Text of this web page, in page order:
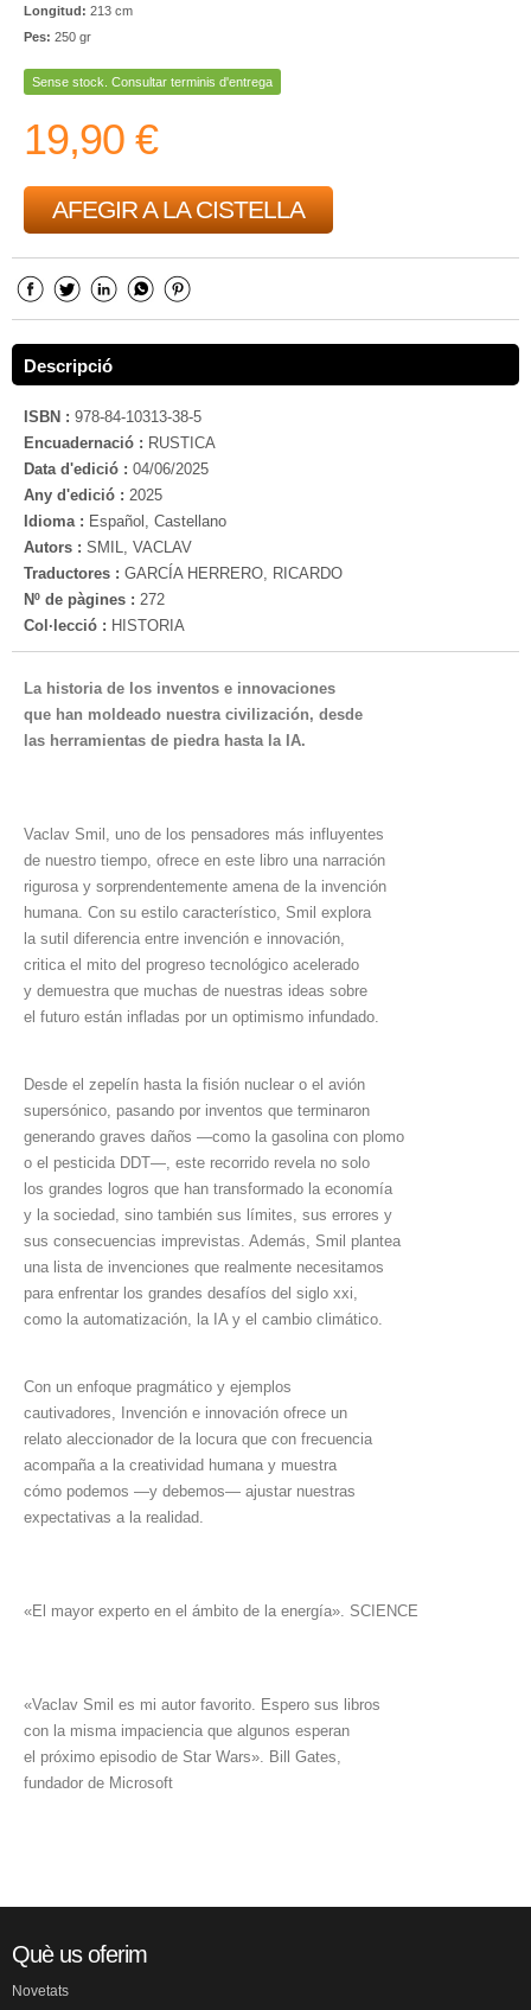
Longitud: 213 cm
Pes: 250 gr
Sense stock. Consultar terminis d'entrega
19,90 €
AFEGIR A LA CISTELLA
Descripció
ISBN : 978-84-10313-38-5
Encuadernació : RUSTICA
Data d'edició : 04/06/2025
Any d'edició : 2025
Idioma : Español, Castellano
Autors : SMIL, VACLAV
Traductores : GARCÍA HERRERO, RICARDO
Nº de pàgines : 272
Col·lecció : HISTORIA
La historia de los inventos e innovaciones
que han moldeado nuestra civilización, desde
las herramientas de piedra hasta la IA.
Vaclav Smil, uno de los pensadores más influyentes
de nuestro tiempo, ofrece en este libro una narración
rigurosa y sorprendentemente amena de la invención
humana. Con su estilo característico, Smil explora
la sutil diferencia entre invención e innovación,
critica el mito del progreso tecnológico acelerado
y demuestra que muchas de nuestras ideas sobre
el futuro están infladas por un optimismo infundado.
Desde el zepelín hasta la fisión nuclear o el avión
supersónico, pasando por inventos que terminaron
generando graves daños —como la gasolina con plomo
o el pesticida DDT—, este recorrido revela no solo
los grandes logros que han transformado la economía
y la sociedad, sino también sus límites, sus errores y
sus consecuencias imprevistas. Además, Smil plantea
una lista de invenciones que realmente necesitamos
para enfrentar los grandes desafíos del siglo xxi,
como la automatización, la IA y el cambio climático.
Con un enfoque pragmático y ejemplos
cautivadores, Invención e innovación ofrece un
relato aleccionador de la locura que con frecuencia
acompaña a la creatividad humana y muestra
cómo podemos —y debemos— ajustar nuestras
expectativas a la realidad.
«El mayor experto en el ámbito de la energía». SCIENCE
«Vaclav Smil es mi autor favorito. Espero sus libros
con la misma impaciencia que algunos esperan
el próximo episodio de Star Wars». Bill Gates,
fundador de Microsoft
Què us oferim
Novetats